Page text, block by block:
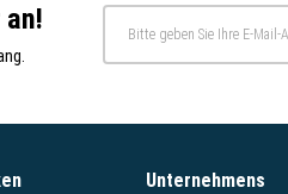
Unternehmens